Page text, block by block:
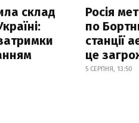
склад
Росія
по
станції
це
5 СЕРПНЯ, 13:50